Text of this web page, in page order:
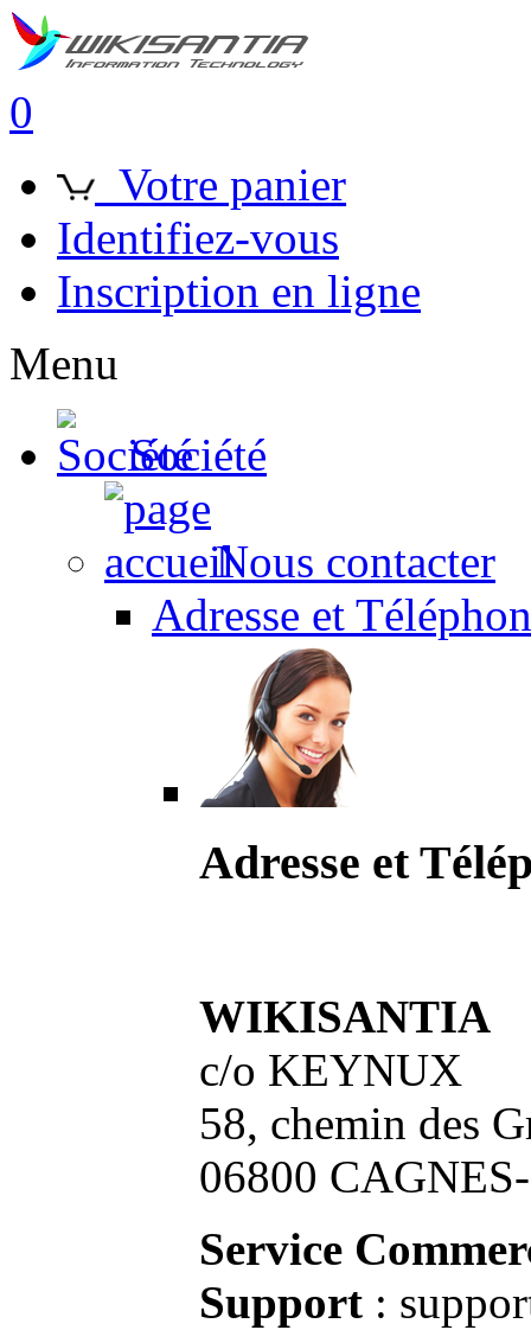
0
Votre panier
Identifiez-vous
Inscription en ligne
Menu
Société
Nous contacter
Adresse et
Adresse et
WIKISANTIA
c/o KEYNUX
58, chemin des
06800
Service
Support :